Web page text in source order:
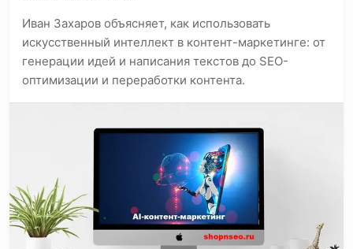
Иван Захаров объясняет, как использовать
искусственный интеллект в контент-маркетинге: от
генерации идей и написания текстов до SEO-
оптимизации и переработки контента.